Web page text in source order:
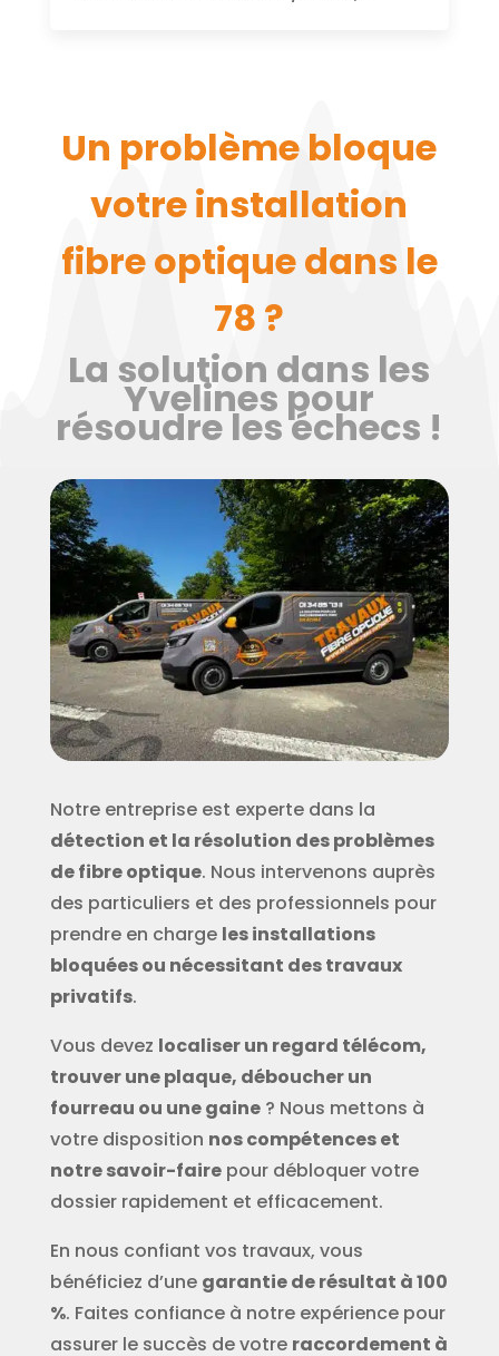
Un problème bloque
votre installation
fibre optique dans le
78 ?
La solution dans les
Yvelines pour
résoudre les échecs !
Notre entreprise est experte dans la
détection et la résolution des problèmes
de fibre optique. Nous intervenons auprès
des particuliers et des professionnels pour
prendre en charge les installations
bloquées ou nécessitant des travaux
privatifs.
Vous devez localiser un regard télécom,
trouver une plaque, déboucher un
fourreau ou une gaine? Nous mettons à
votre disposition nos compétences et
notre savoir-fairepour débloquer votre
dossier rapidement et efficacement.
En nous confiant vos travaux, vous
bénéficiez d’une garantie de résultat à 100
%. Faites confiance à notre expérience pour
assurer le succès de votre raccordement à